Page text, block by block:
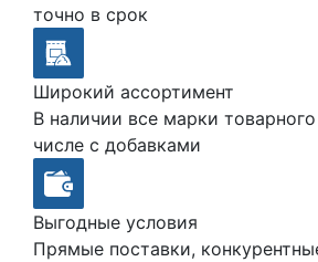
точно в срок
Широкий ассортимент
В наличии все марки
числе с добавками
Выгодные условия
Прямые поставки,